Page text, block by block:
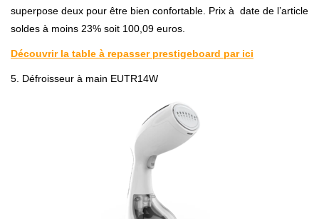
superpose deux pour être bien confortable. Prix à date de l’article
soldes à moins 23% soit 100,09 euros.
Découvrir la table à repasser prestigeboard par ici
5. Défroisseur à main EUTR14W